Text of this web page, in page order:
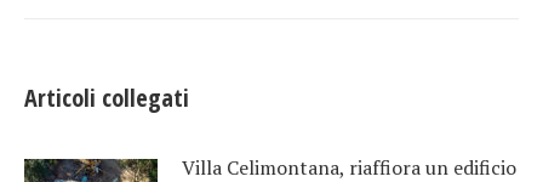
Articoli collegati
Villa Celimontana, riaffiora un edificio